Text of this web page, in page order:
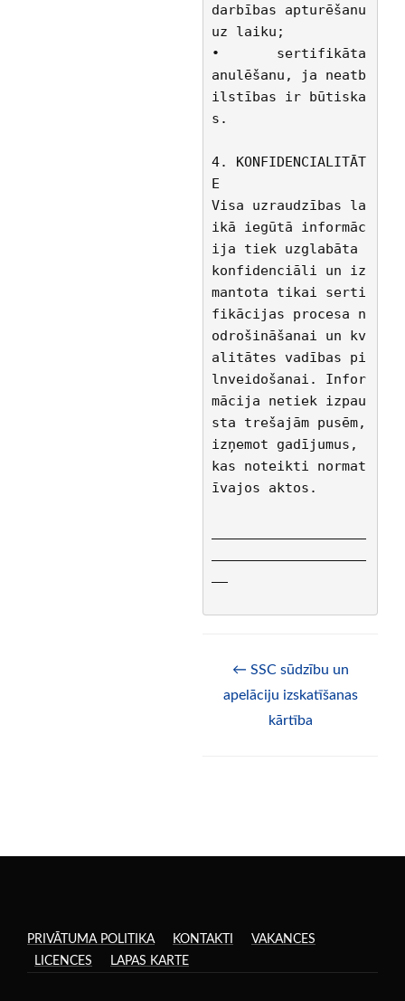
darbības apturēšanu
uz laiku;
•	sertifikāta
anulēšanu, ja neatb
ilstības ir būtiska
s.
4. KONFIDENCIALITĀT
E
Visa uzraudzības la
ikā iegūtā informāc
ija tiek uzglabāta
konfidenciāli un iz
mantota tikai serti
fikācijas procesa n
odrošināšanai un kv
alitātes vadības pi
lnveidošanai. Infor
mācija netiek izpau
sta trešajām pusēm,
izņemot gadījumus,
kas noteikti normat
īvajos aktos.
Doc
navigation
← SSC sūdzību un
apelāciju izskatīšanas
kārtība
PRIVĀTUMA POLITIKA KONTAKTI
VAKANCES
LICENCES
LAPAS KARTE